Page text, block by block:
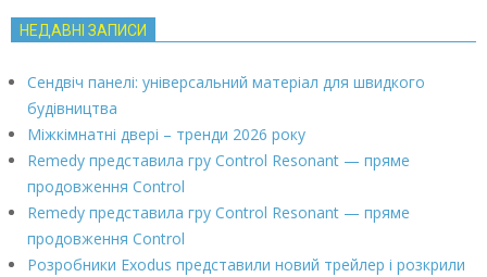
НЕДАВНІ ЗАПИСИ
Сендвіч панелі: універсальний матеріал для швидкого
будівництва
Міжкімнатні двері – тренди 2026 року
Remedy представила гру Control Resonant — пряме
продовження Control
Remedy представила гру Control Resonant — пряме
продовження Control
Розробники Exodus представили новий трейлер і розкрили